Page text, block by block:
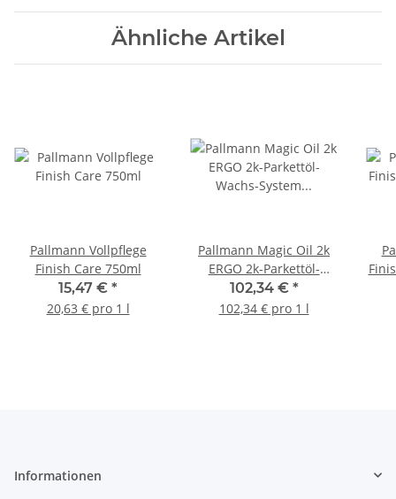
Ähnliche Artikel
Pallmann Vollpflege
Finish Care 750ml
15,47 € *
20,63 € pro 1 l
Pallmann Magic Oil 2k
ERGO 2k-Parkettöl-
Wachs-System 1 Liter
102,34 € *
102,34 € pro 1 l
Informationen